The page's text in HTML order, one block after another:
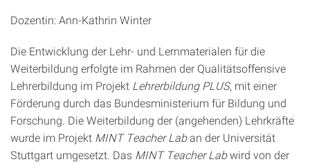
Dozentin: Ann-Kathrin Winter
Die Entwicklung der Lehr- und Lernmaterialen für die
Weiterbildung erfolgte im Rahmen der Qualitätsoffensive
Lehrerbildung im Projekt Lehrerbildung PLUS, mit einer
Förderung durch das Bundesministerium für Bildung und
Forschung. Die Weiterbildung der (angehenden) Lehrkräfte
wurde im Projekt MINT Teacher Laban der Universität
Stuttgart umgesetzt. Das MINT Teacher Labwird von der